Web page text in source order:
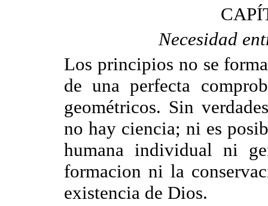
Necesidad
Los principios no se
de una perfecta
geométricos. Sin
no hay ciencia; ni es
humana individual ni
formacion ni la
existencia de Dios.